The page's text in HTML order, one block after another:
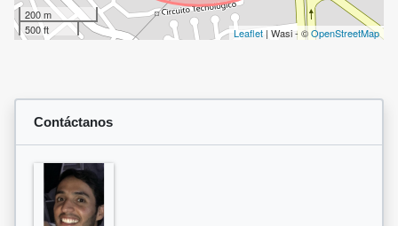
200 m
500 ft
Leaflet | Wasi - ©OpenStreetMap
Contáctanos